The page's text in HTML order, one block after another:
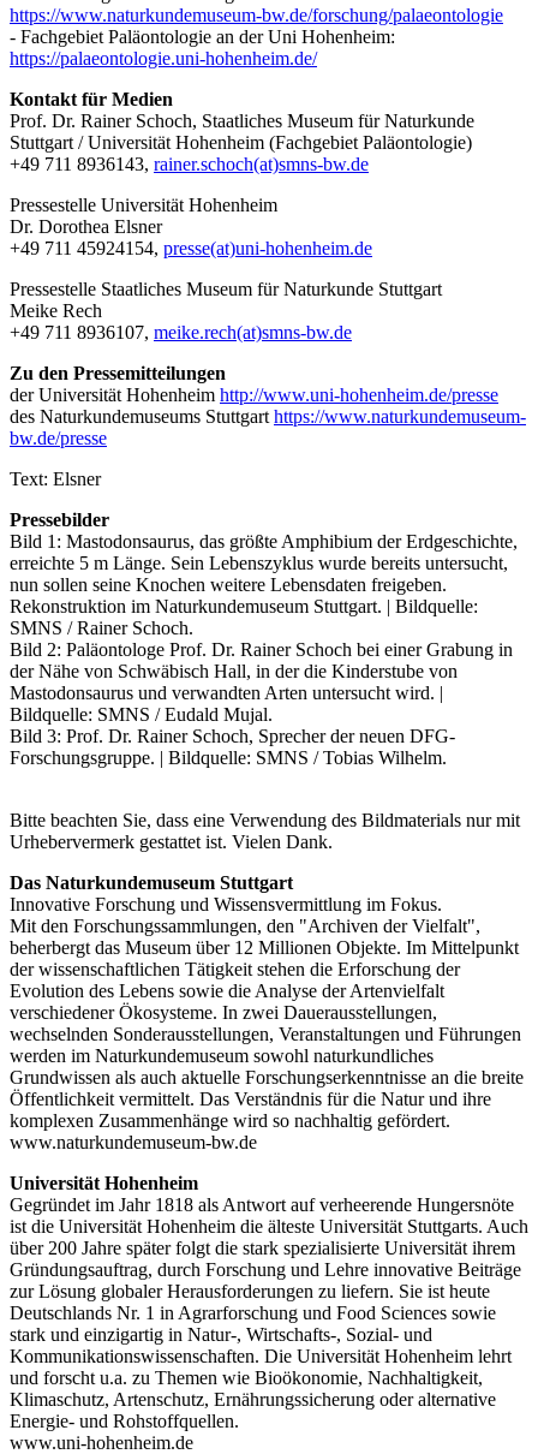
https://www.naturkundemuseum-bw.de/forschung/palaeontologie
- Fachgebiet Paläontologie an der Uni Hohenheim:
https://palaeontologie.uni-hohenheim.de/
Kontakt für Medien
Prof. Dr. Rainer Schoch, Staatliches Museum für Naturkunde
Stuttgart / Universität Hohenheim (Fachgebiet Paläontologie)
+49 711 8936143, rainer.schoch(at)smns-bw.de
Pressestelle Universität Hohenheim
Dr. Dorothea Elsner
+49 711 45924154, presse(at)uni-hohenheim.de
Pressestelle Staatliches Museum für Naturkunde Stuttgart
Meike Rech
+49 711 8936107, meike.rech(at)smns-bw.de
Zu den Pressemitteilungen
der Universität Hohenheim http://www.uni-hohenheim.de/presse
des Naturkundemuseums Stuttgart https://www.naturkundemuseum-
bw.de/presse
Text: Elsner
Pressebilder
Bild 1: Mastodonsaurus, das größte Amphibium der Erdgeschichte,
erreichte 5 m Länge. Sein Lebenszyklus wurde bereits untersucht,
nun sollen seine Knochen weitere Lebensdaten freigeben.
Rekonstruktion im Naturkundemuseum Stuttgart. | Bildquelle:
SMNS / Rainer Schoch.
Bild 2: Paläontologe Prof. Dr. Rainer Schoch bei einer Grabung in
der Nähe von Schwäbisch Hall, in der die Kinderstube von
Mastodonsaurus und verwandten Arten untersucht wird. |
Bildquelle: SMNS / Eudald Mujal.
Bild 3: Prof. Dr. Rainer Schoch, Sprecher der neuen DFG-
Forschungsgruppe. | Bildquelle: SMNS / Tobias Wilhelm.
Bitte beachten Sie, dass eine Verwendung des Bildmaterials nur mit
Urhebervermerk gestattet ist. Vielen Dank.
Das Naturkundemuseum Stuttgart
Innovative Forschung und Wissensvermittlung im Fokus.
Mit den Forschungssammlungen, den "Archiven der Vielfalt",
beherbergt das Museum über 12 Millionen Objekte. Im Mittelpunkt
der wissenschaftlichen Tätigkeit stehen die Erforschung der
Evolution des Lebens sowie die Analyse der Artenvielfalt
verschiedener Ökosysteme. In zwei Dauerausstellungen,
wechselnden Sonderausstellungen, Veranstaltungen und Führungen
werden im Naturkundemuseum sowohl naturkundliches
Grundwissen als auch aktuelle Forschungserkenntnisse an die breite
Öffentlichkeit vermittelt. Das Verständnis für die Natur und ihre
komplexen Zusammenhänge wird so nachhaltig gefördert.
www.naturkundemuseum-bw.de
Universität Hohenheim
Gegründet im Jahr 1818 als Antwort auf verheerende Hungersnöte
ist die Universität Hohenheim die älteste Universität Stuttgarts. Auch
über 200 Jahre später folgt die stark spezialisierte Universität ihrem
Gründungsauftrag, durch Forschung und Lehre innovative Beiträge
zur Lösung globaler Herausforderungen zu liefern. Sie ist heute
Deutschlands Nr. 1 in Agrarforschung und Food Sciences sowie
stark und einzigartig in Natur-, Wirtschafts-, Sozial- und
Kommunikationswissenschaften. Die Universität Hohenheim lehrt
und forscht u.a. zu Themen wie Bioökonomie, Nachhaltigkeit,
Klimaschutz, Artenschutz, Ernährungssicherung oder alternative
Energie- und Rohstoffquellen.
www.uni-hohenheim.de